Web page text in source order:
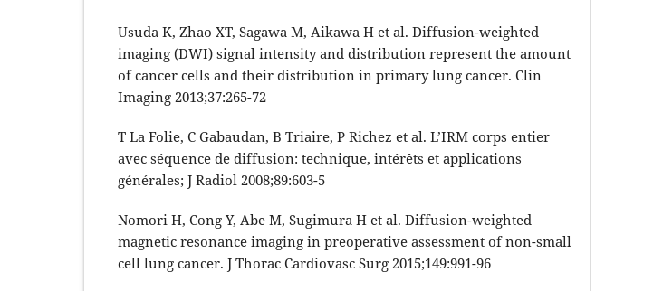
Usuda K, Zhao XT, Sagawa M, Aikawa H et al. Diffusion-weighted
imaging (DWI) signal intensity and distribution represent the amount
of cancer cells and their distribution in primary lung cancer. Clin
Imaging 2013;37:265-72
T La Folie, C Gabaudan, B Triaire, P Richez et al. L’IRM corps entier
avec séquence de diffusion: technique, intérêts et applications
générales; J Radiol 2008;89:603-5
Nomori H, Cong Y, Abe M, Sugimura H et al. Diffusion-weighted
magnetic resonance imaging in preoperative assessment of non-small
cell lung cancer. J Thorac Cardiovasc Surg 2015;149:991-96